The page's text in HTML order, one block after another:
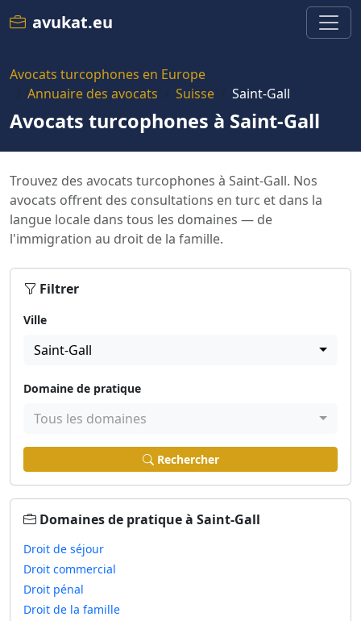
avukat.eu
Avocats turcophones en Europe
Annuaire des avocats
Suisse Saint-Gall
Avocats turcophones à Saint-Gall
Trouvez des avocats turcophones à Saint-Gall. Nos
avocats offrent des consultations en turc et dans la
langue locale dans tous les domaines — de
l'immigration au droit de la famille.
Filtrer
Ville
Saint-Gall
Domaine de pratique
Tous les domaines
Rechercher
Domaines de pratique à Saint-Gall
Droit de séjour
Droit commercial
Droit pénal
Droit de la famille